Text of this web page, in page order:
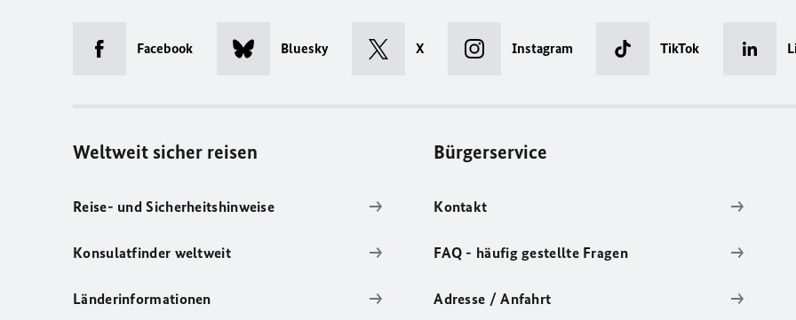
Facebook Bluesky X Instagram TikTok
Weltweit sicher reisen
Reise- und Sicherheitshinweise
Konsulatfinder weltweit
Länderinformationen
Bürgerservice
Kontakt
FAQ - häufig gestellte Fragen
Adresse / Anfahrt